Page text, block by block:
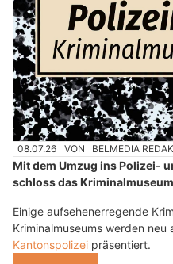
08.07.26 VON BELMEDIA
Mit dem Umzug ins Polizei-
schloss das
Einige aufsehenerregende
Kriminalmuseums werden neu
Kantonspolizei präsentiert.